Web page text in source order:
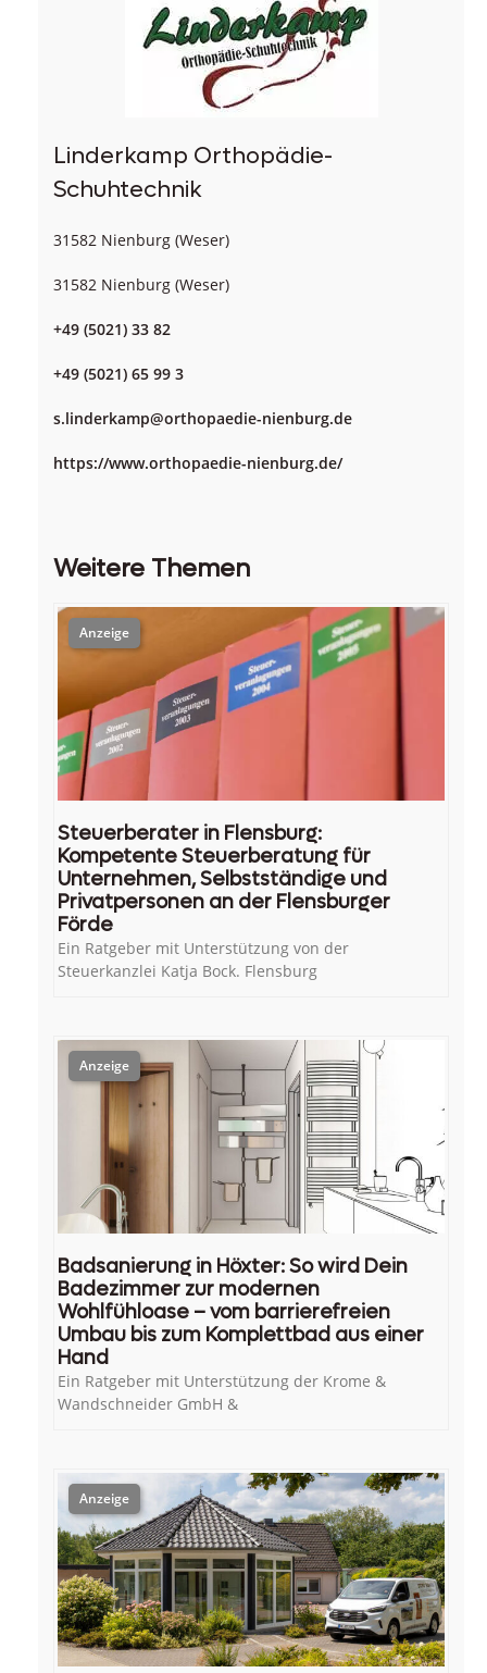
Linderkamp Orthopädie-
Schuhtechnik
31582 Nienburg (Weser)
31582 Nienburg (Weser)
+49 (5021) 33 82
+49 (5021) 65 99 3
s.linderkamp@orthopaedie-nienburg.de
https://www.orthopaedie-nienburg.de/
Weitere Themen
Steuerberater in Flensburg:
Kompetente Steuerberatung für
Unternehmen, Selbstständige und
Privatpersonen an der Flensburger
Förde
Ein Ratgeber mit Unterstützung von der
Steuerkanzlei Katja Bock. Flensburg
Badsanierung in Höxter: So wird Dein
Badezimmer zur modernen
Wohlfühloase – vom barrierefreien
Umbau bis zum Komplettbad aus einer
Hand
Ein Ratgeber mit Unterstützung der Krome &
Wandschneider GmbH &